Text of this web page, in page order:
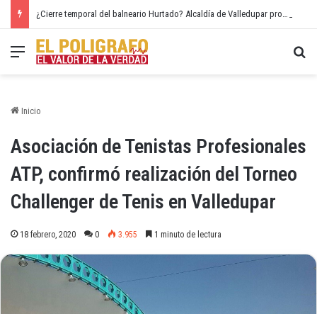
¿Cierre temporal del balneario Hurtado? Alcaldía de Valledupar propone recuperar el río Guatapurí
Menú
Inicio
Asociación de Tenistas Profesionales
ATP, confirmó realización del Torneo
Challenger de Tenis en Valledupar
18 febrero, 2020 0 3.955 1 minuto de lectura